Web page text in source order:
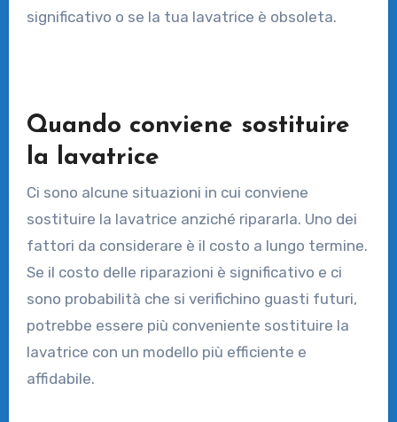
significativo o se la tua lavatrice è obsoleta.
Quando conviene sostituire
la lavatrice
Ci sono alcune situazioni in cui conviene
sostituire la lavatrice anziché ripararla. Uno dei
fattori da considerare è il costo a lungo termine.
Se il costo delle riparazioni è significativo e ci
sono probabilità che si verifichino guasti futuri,
potrebbe essere più conveniente sostituire la
lavatrice con un modello più efficiente e
affidabile.